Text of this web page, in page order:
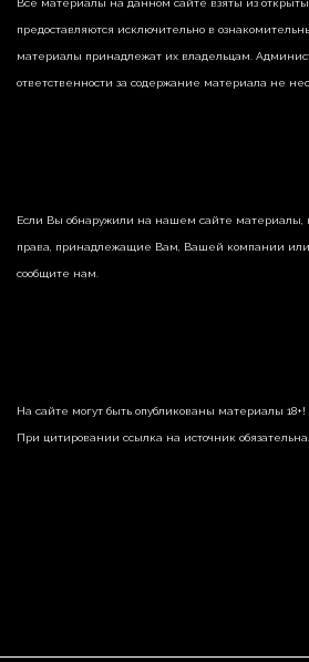
Все материалы на данном сайте взяты из
предоставляются исключительно в
материалы принадлежат их владельцам.
ответственности за содержание материала не
Если Вы обнаружили на нашем сайте материалы,
права, принадлежащие Вам, Вашей компании или
сообщите нам.
На сайте могут быть опубликованы материалы 18+!
При цитировании ссылка на источник обязательна.